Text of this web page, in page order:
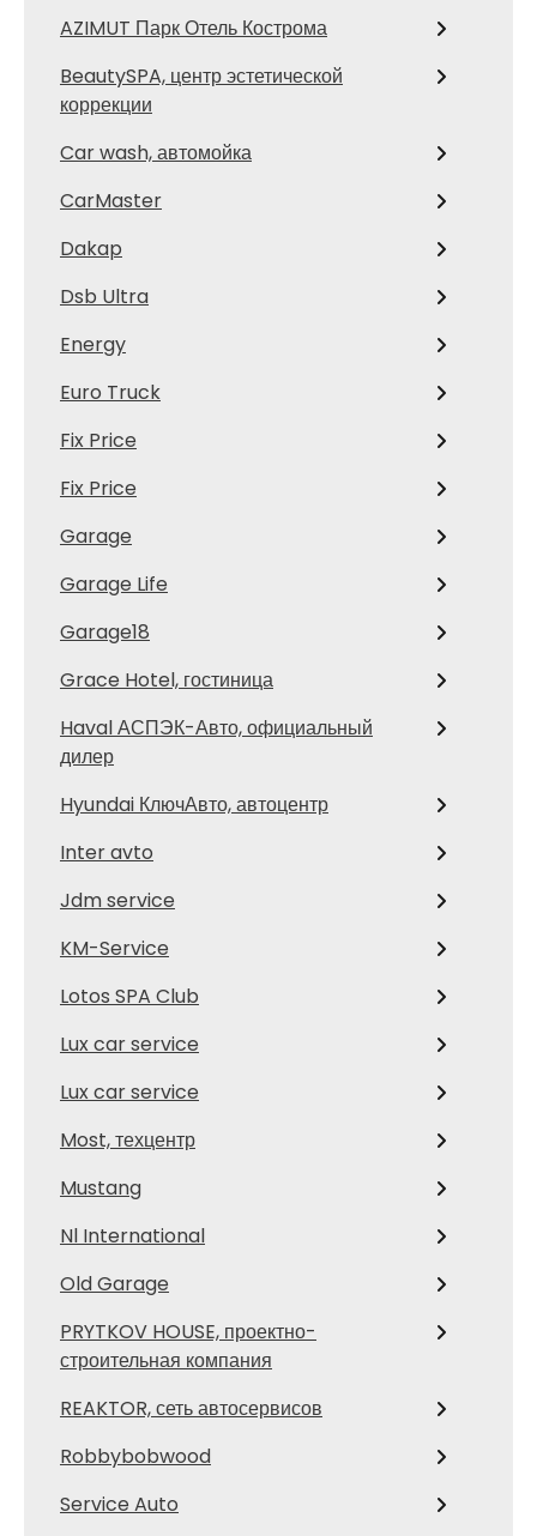
AZIMUT Парк Отель Кострома
BeautySPA, центр эстетической
коррекции
Car wash, автомойка
CarMaster
Dakap
Dsb Ultra
Energy
Euro Truck
Fix Price
Fix Price
Garage
Garage Life
Garage18
Grace Hotel, гостиница
Haval АСПЭК-Авто, официальный
дилер
Hyundai КлючАвто, автоцентр
Inter avto
Jdm service
KM-Service
Lotos SPA Club
Lux car service
Lux car service
Most, техцентр
Mustang
Nl International
Old Garage
PRYTKOV HOUSE, проектно-
строительная компания
REAKTOR, сеть автосервисов
Robbybobwood
Service Auto